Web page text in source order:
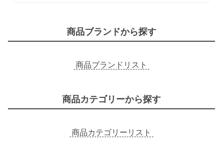
商品ブランドから探す
商品ブランドリスト
商品カテゴリーから探す
商品カテゴリーリスト